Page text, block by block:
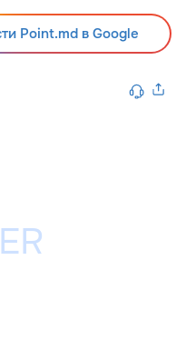
Point.md в Google